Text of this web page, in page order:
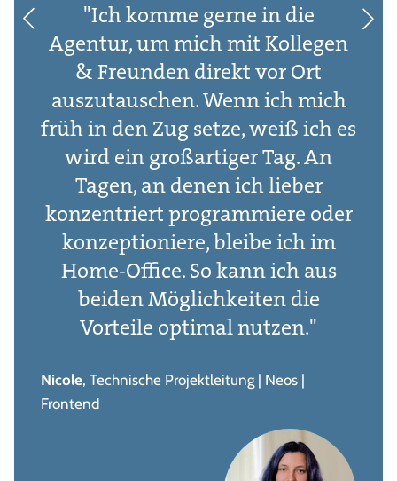
"Ich komme gerne in die
Agentur, um mich mit Kollegen
& Freunden direkt vor Ort
auszutauschen. Wenn ich mich
früh in den Zug setze, weiß ich es
wird ein großartiger Tag. An
Tagen, an denen ich lieber
konzentriert programmiere oder
konzeptioniere, bleibe ich im
Home-Office. So kann ich aus
beiden Möglichkeiten die
Vorteile optimal nutzen."
Nicole, Technische Projektleitung | Neos |
Frontend